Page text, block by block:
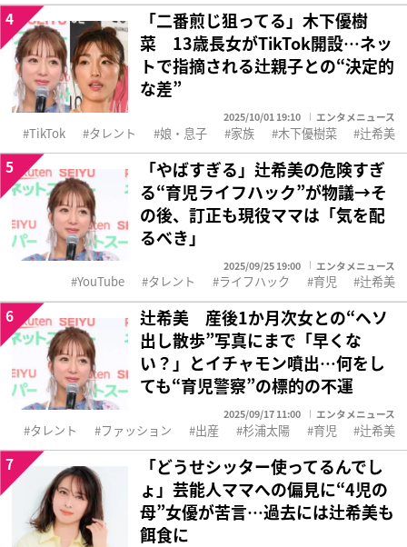
「二番煎じ狙ってる」木下優樹
菜 13歳長女がTikTok開設…ネッ
トで指摘される辻親子との“決定的
な差”
2025/10/01 19:10 エンタメニュース
4
TikTok タレント 娘・息子 家族 木下優樹菜 辻希美
「やばすぎる」辻希美の危険すぎ
る“育児ライフハック”が物議→そ
の後、訂正も現役ママは「気を配
るべき」
2025/09/25 19:00 エンタメニュース
5
YouTube タレント ライフハック 育児 辻希美
辻希美 産後1か月次女との“ヘソ
出し散歩”写真にまで「早くな
い？」とイチャモン噴出…何をし
ても“育児警察”の標的の不運
2025/09/17 11:00 エンタメニュース
6
タレント ファッション 出産 杉浦太陽 育児 辻希美
「どうせシッター使ってるんでし
ょ」芸能人ママへの偏見に“4児の
母”女優が苦言…過去には辻希美も
餌食に
7